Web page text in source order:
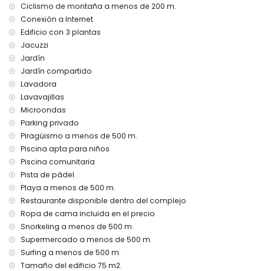
internet (WiFi)
aspiradora y plancha y tabla de planchar
ropa de cama y toallas
servicio de emergencia 24 horas
Servicios e instalaciones comunitarias incluidos en el
precio del alquiler
jacuzzi exterior
zona de fitness y pista de pádel
Entretenimiento y actividades de ocio para sus vacaciones
en San Juan de los Terreros, Andalucía
paseo marítimo (dentro de 500 metros de la casa)
parque acuático (Agua Vera) (dentro de 10 kilómetros de la
casa)
Lugares de interés y cultura en San Juan de los Terreros,
Andalucía
castillo, ruina, monumento y lugar histórico (dentro de 5
kilómetros del alojamiento)
Ciclismo de montaña a menos de 200 m.
Conexión a Internet
Edificio con 3 plantas
Jacuzzi
Jardín
Jardín compartido
Lavadora
Lavavajillas
Microondas
Parking privado
Piragüismo a menos de 500 m.
Piscina apta para niños
Piscina comunitaria
Pista de pádel
Playa a menos de 500 m.
Restaurante disponible dentro del complejo
Ropa de cama incluida en el precio
Snorkeling a menos de 500 m.
Supermercado a menos de 500 m.
Surfing a menos de 500 m.
Tamaño del edificio 75 m2.